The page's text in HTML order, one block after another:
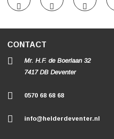
CONTACT
Mr. H.F. de Boerlaan 32
7417 DB Deventer
0570 68 68 68
info@helderdeventer.nl